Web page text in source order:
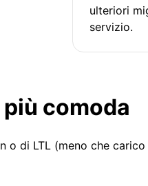
ulteriori
servizio.
comoda
di LTL (meno che